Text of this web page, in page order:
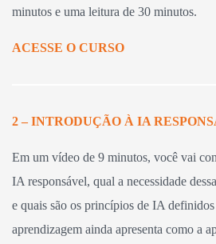
minutos e uma leitura de 30 minutos.
ACESSE O CURSO
2 – INTRODUÇÃO À IA
Em um vídeo de 9 minutos, você vai
IA responsável, qual a necessidade
e quais são os princípios de IA
aprendizagem ainda apresenta como a